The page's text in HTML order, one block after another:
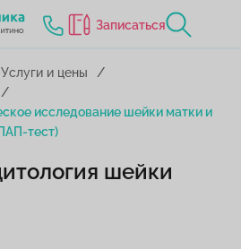
Записаться
Услуги и цены
исследование шейки матки и
тест)
шейки